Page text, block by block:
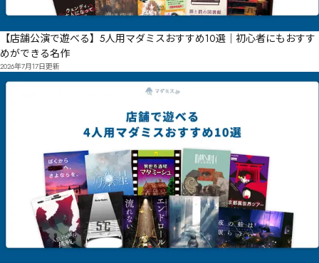
【店舗公演で遊べる】5人用マダミスおすすめ10選｜初心者にもおすす
めができる名作
2026年7月17日更新